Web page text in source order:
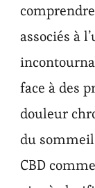
associés à
face à des
douleur
du
CBD